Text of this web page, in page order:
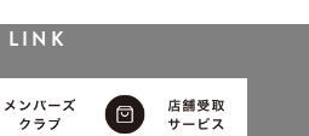
LINK